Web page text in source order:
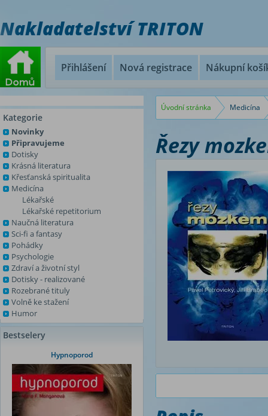
Nakladatelství TRITON
Přihlášení Nová registrace Nákupní
Kategorie
Novinky
Připravujeme
Dotisky
Krásná literatura
Křesťanská spiritualita
Medicína
Lékařské
Lékařské repetitorium
Naučná literatura
Sci-fi a fantasy
Pohádky
Psychologie
Zdraví a životní styl
Dotisky - realizované
Rozebrané tituly
Volně ke stažení
Humor
Bestselery
Hypnoporod
Úvodní stránka Medicína
Řezy